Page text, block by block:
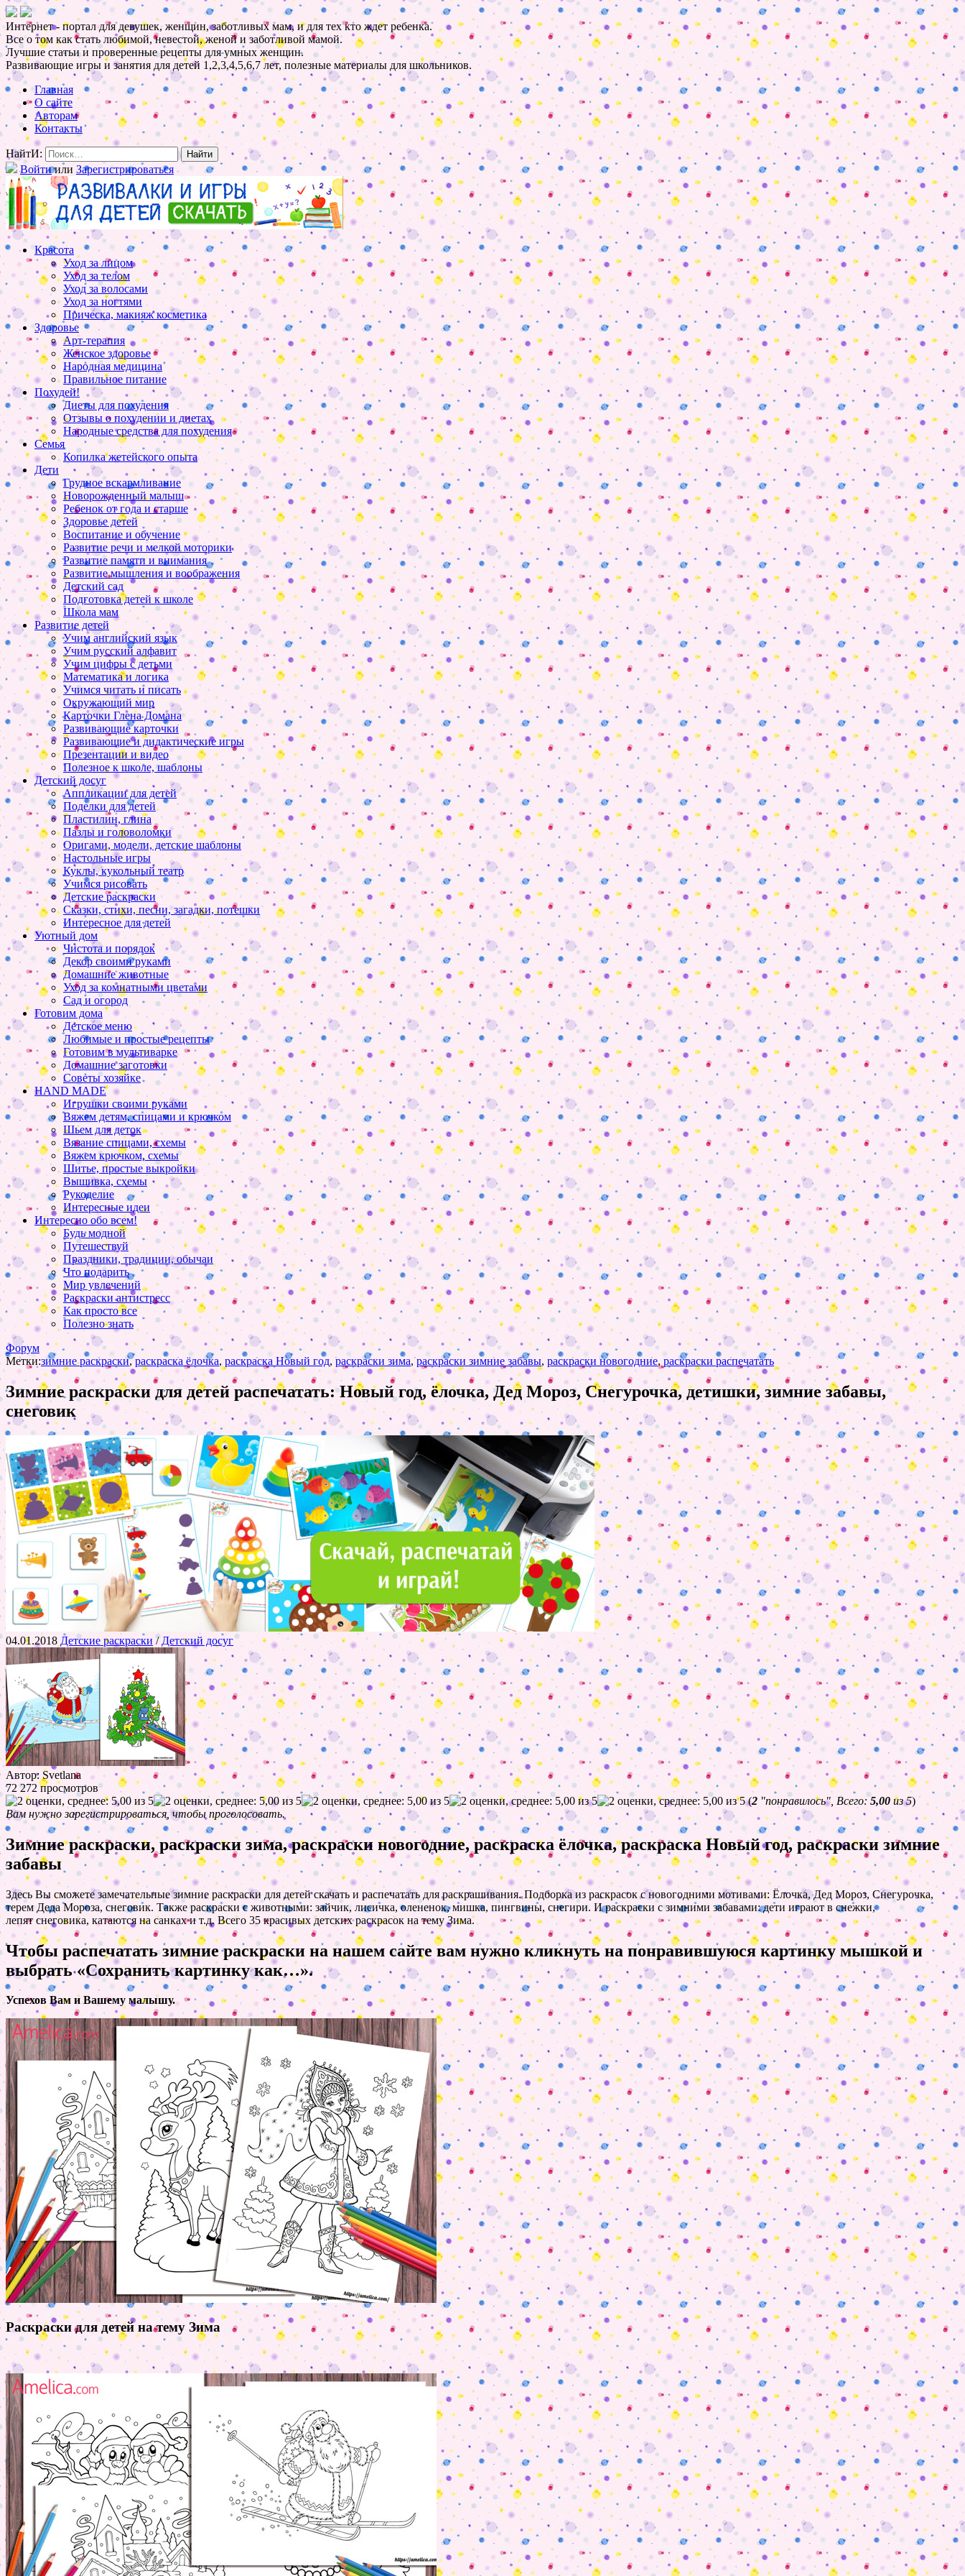
Интернет - портал для девушек, женщин, заботливых мам, и для тех кто ждет ребенка.
Все о том как стать любимой, невестой, женой и заботливой мамой.
Лучшие статьи и проверенные рецепты для умных женщин.
Развивающие игры и занятия для детей 1,2,3,4,5,6,7 лет, полезные материалы для школьников.
Главная
О сайте
Авторам
Контакты
НайтИ:
Войтиили Зарегистрироваться
Красота
Уход за лицом
Уход за телом
Уход за волосами
Уход за ногтями
Прическа, макияж косметика
Здоровье
Арт-терапия
Женское здоровье
Народная медицина
Правильное питание
Похудей!
Диеты для похудения
Отзывы о похудении и диетах
Народные средства для похудения
Семья
Копилка жетейского опыта
Дети
Грудное вскармливание
Новорожденный малыш
Ребенок от года и старше
Здоровье детей
Воспитание и обучение
Развитие речи и мелкой моторики
Развитие памяти и внимания
Развитие мышления и воображения
Детский сад
Подготовка детей к школе
Школа мам
Развитие детей
Учим английский язык
Учим русский алфавит
Учим цифры с детьми
Математика и логика
Учимся читать и писать
Окружающий мир
Карточки Глена Домана
Развивающие карточки
Развивающие и дидактические игры
Презентации и видео
Полезное к школе, шаблоны
Детский досуг
Аппликации для детей
Поделки для детей
Пластилин, глина
Пазлы и головоломки
Оригами, модели, детские шаблоны
Настольные игры
Куклы, кукольный театр
Учимся рисовать
Детские раскраски
Сказки, стихи, песни, загадки, потешки
Интересное для детей
Уютный дом
Чистота и порядок
Декор своими руками
Домашние животные
Уход за комнатными цветами
Сад и огород
Готовим дома
Детское меню
Любимые и простые рецепты
Готовим в мультиварке
Домашние заготовки
Советы хозяйке
HAND MADE
Игрушки своими руками
Вяжем детям, спицами и крючком
Шьем для деток
Вязание спицами, схемы
Вяжем крючком, схемы
Шитье, простые выкройки
Вышивка, схемы
Рукоделие
Интересные идеи
Интересно обо всем!
Будь модной
Путешествуй
Праздники, традиции, обычаи
Что подарить
Мир увлечений
Раскраски антистресс
Как просто все
Полезно знать
Форум
Метки:зимние раскраски,раскраска ёлочка,раскраска Новый год,раскраски зима,раскраски зимние забавы, раскраски новогодние,раскраски распечатать
Зимние раскраски для детей распечатать: Новый год, ёлочка, Дед Мороз, Снегурочка, детишки, зимние забавы,
снеговик
04.01.2018 Детские раскраски /Детский досуг
Автор: Svetlana
72 272 просмотров
(2 "понравилось", Всего:5,00из 5)
Вам нужно зарегистрироваться, чтобы проголосовать.
Зимние раскраски, раскраски зима, раскраски новогодние, раскраска ёлочка, раскраска Новый год, раскраски зимние
забавы
Здесь Вы сможете замечательные зимние раскраски для детей скачать и распечатать для раскрашивания. Подборка из раскрасок с новогодними мотивами: Ёлочка, Дед Мороз, Снегурочка,
терем Деда Мороза, снеговик. Также раскраски с животными: зайчик, лисичка, олененок, мишка, пингвины, снегири. И раскраски с зимними забавами: дети играют в снежки,
лепят снеговика, катаются на санках и т.д. Всего 35 красивых детских раскрасок на тему Зима.
Чтобы распечатать зимние раскраски на нашем сайте вам нужно кликнуть на понравившуюся картинку мышкой и
выбрать «Сохранить картинку как…».
Успехов Вам и Вашему малышу.
Раскраски для детей на тему Зима